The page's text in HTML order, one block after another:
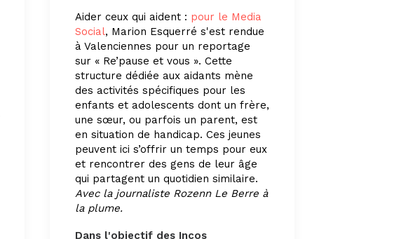
Aider ceux qui aident : pour le Media
Social, Marion Esquerré s'est rendue
à Valenciennes pour un reportage
sur « Re’pause et vous ». Cette
structure dédiée aux aidants mène
des activités spécifiques pour les
enfants et adolescents dont un frère,
une sœur, ou parfois un parent, est
en situation de handicap. Ces jeunes
peuvent ici s’offrir un temps pour eux
et rencontrer des gens de leur âge
qui partagent un quotidien similaire.
Avec la journaliste Rozenn Le Berre à
la plume.
Dans l'objectif des Incos